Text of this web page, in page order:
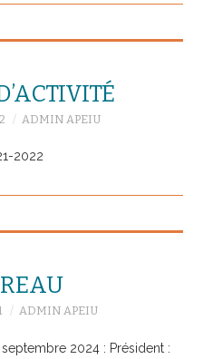
ADMIN APEIU
2022
ADMIN APEIU
2024 : Président :